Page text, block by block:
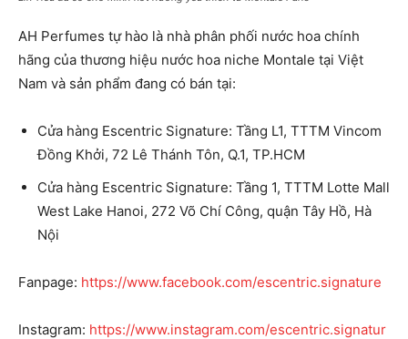
AH Perfumes tự hào là nhà phân phối nước hoa chính
hãng của thương hiệu nước hoa niche Montale tại Việt
Nam và sản phẩm đang có bán tại:
Cửa hàng Escentric Signature: Tầng L1, TTTM Vincom
Đồng Khởi, 72 Lê Thánh Tôn, Q.1, TP.HCM
Cửa hàng Escentric Signature: Tầng 1, TTTM Lotte Mall
West Lake Hanoi, 272 Võ Chí Công, quận Tây Hồ, Hà
Nội
Fanpage: https://www.facebook.com/escentric.signature
Instagram: https://www.instagram.com/escentric.signatur